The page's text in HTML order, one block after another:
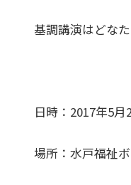
基調講演はどな
日時：2017年5
場所：水戸福祉